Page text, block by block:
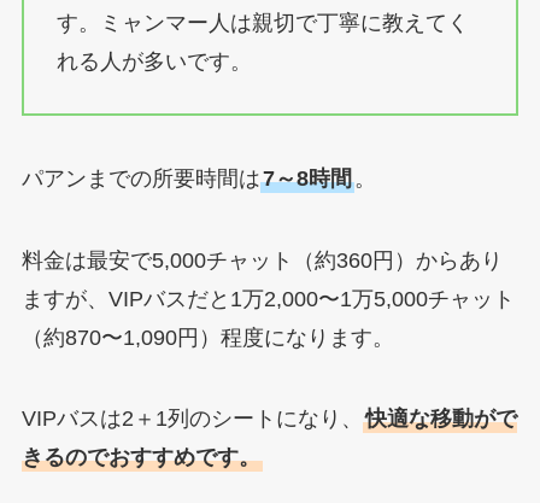
す。ミャンマー人は親切で丁寧に教えてく
れる人が多いです。
パアンまでの所要時間は7～8時間。
料金は最安で5,000チャット（約360円）からあり
ますが、VIPバスだと1万2,000〜1万5,000チャット
（約870〜1,090円）程度になります。
VIPバスは2＋1列のシートになり、 快適な移動がで
きるのでおすすめです。